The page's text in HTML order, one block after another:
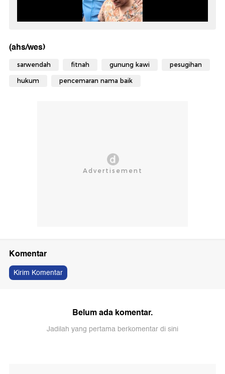
(ahs/wes)
sarwendah fitnah gunung kawi pesugihan
hukum pencemaran nama baik
Komentar
Kirim Komentar
Belum ada komentar.
Jadilah yang pertama berkomentar di sini